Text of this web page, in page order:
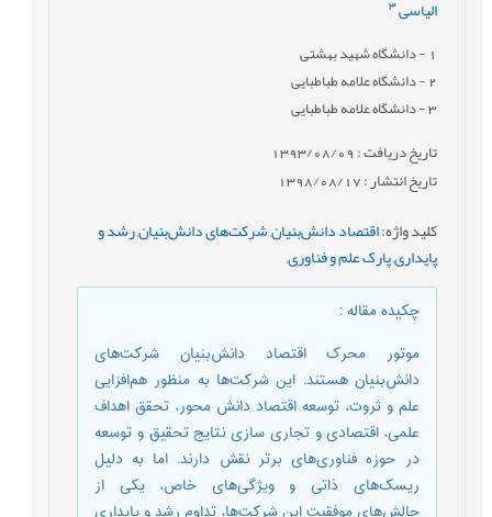
الیاسی 3
- دانشگاه شهید بهشتی
2- دانشگاه علامه طباطبایی
3- دانشگاه علامه طباطبایی
تاریخ دریافت : 1393/08/09
تاریخ انتشار : 1398/08/17
کلید واژه:اقتصاد دانش‌بنیان,شرکت‌های‌ دانش‌بنیان,رشد و
پایداری,پارک علم و فناوری,
چکیده مقاله:
موتور محرک اقتصاد دانش‌بنیان شرکت‌های
دانش‌بنیان هستند. این شرکت‌ها به منظور هم‌افزایی
علم و ثروت، توسعه اقتصاد دانش محور، تحقق اهداف
علمی، اقتصادی و تجاری سازی نتایج تحقیق و توسعه
در حوزه فناوری‌های برتر نقش دارند. اما به دلیل
ریسک‌های ذاتی و ویژگی‌های خاص، یکی از